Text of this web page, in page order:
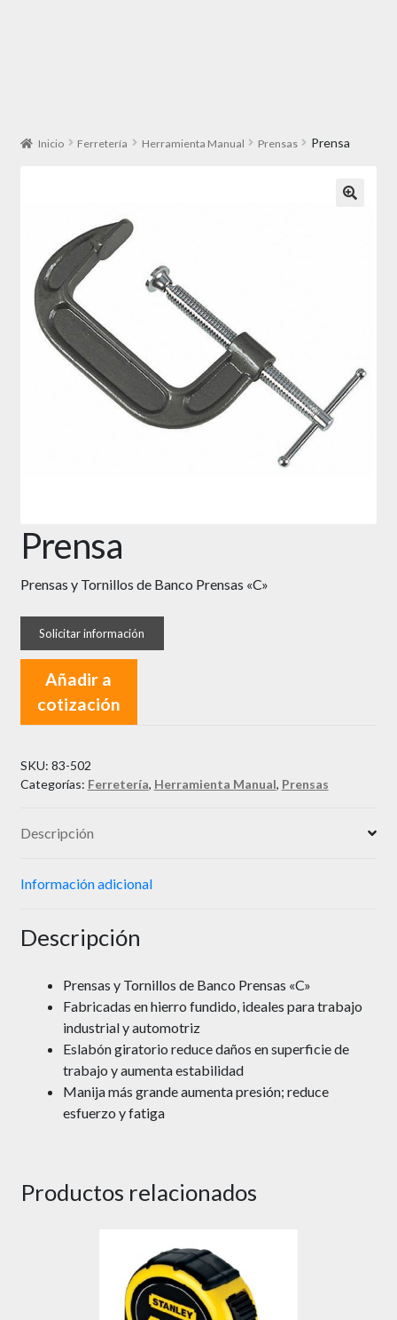
Inicio Ferretería Herramienta Manual Prensas Prensa
Prensa
Prensas y Tornillos de Banco Prensas «C»
Añadir a
cotización
SKU: 83-502
Categorías: Ferretería, Herramienta Manual, Prensas
Descripción
Información adicional
Descripción
Prensas y Tornillos de Banco Prensas «C»
Fabricadas en hierro fundido, ideales para trabajo
industrial y automotriz
Eslabón giratorio reduce daños en superficie de
trabajo y aumenta estabilidad
Manija más grande aumenta presión; reduce
esfuerzo y fatiga
Productos relacionados